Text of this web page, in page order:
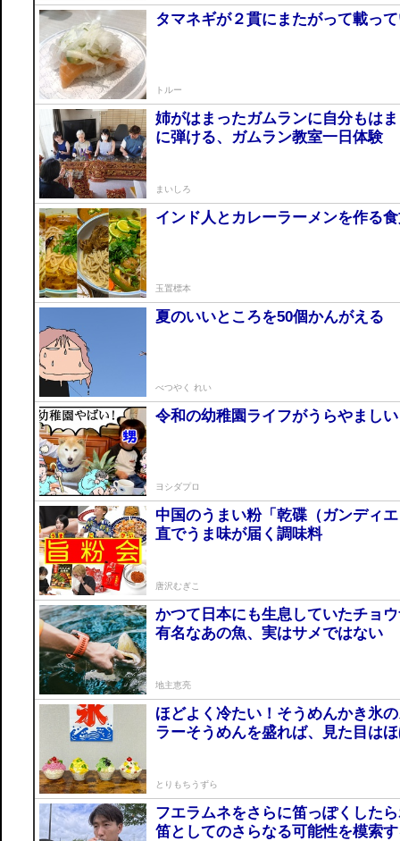
タマネギが２貫にまたがって載っ
トルー
姉がはまったガムランに自分もは
に弾ける、ガムラン教室一日体験
まいしろ
インド人とカレーラーメンを作る
玉置標本
夏のいいところを50個かんがえる
べつやく れい
令和の幼稚園ライフがうらやましい
ヨシダプロ
中国のうまい粉「乾碟（ガンディ
直でうま味が届く調味料
唐沢むぎこ
かつて日本にも生息していたチョ
有名なあの魚、実はサメではない
地主恵亮
ほどよく冷たい！そうめんかき氷
ラーそうめんを盛れば、見た目は
とりもちうずら
フエラムネをさらに笛っぽくした
笛としてのさらなる可能性を模索